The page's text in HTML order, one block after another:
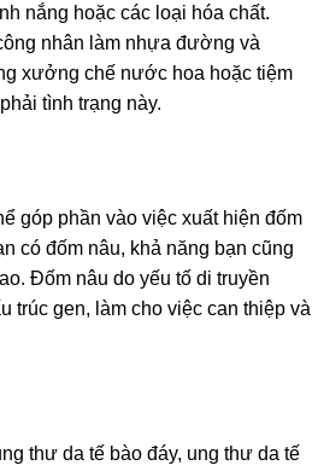
nắng hoặc các loại hóa chất.
nhân làm nhựa đường và
xưởng chế nước hoa hoặc tiệm
tình trạng này.
góp phần vào việc xuất hiện đốm
có đốm nâu, khả năng bạn cũng
Đốm nâu do yếu tố di truyền
trúc gen, làm cho việc can thiệp và
thư da tế bào đáy, ung thư da tế